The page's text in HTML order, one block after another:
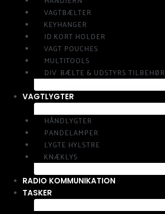
VAGTBÆLTER
KEYHANGER
ID KORT HOLDER
VAGT POUCHES
MULTITOOLS
DIV. BÆLTE & UDSTYRS TILBEHØR
VAGTLYGTER
HÅNDLYGTER
PANDELAMPER
LYGTE HYLSTRE
KNÆKLYS
RADIO KOMMUNIKATION
TASKER